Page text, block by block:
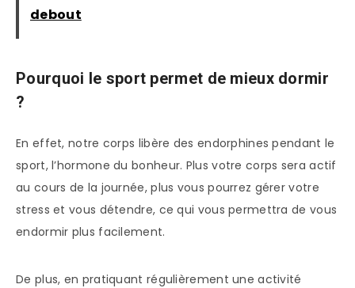
debout
Pourquoi le sport permet de mieux dormir
?
En effet, notre corps libère des endorphines pendant le
sport, l’hormone du bonheur. Plus votre corps sera actif
au cours de la journée, plus vous pourrez gérer votre
stress et vous détendre, ce qui vous permettra de vous
endormir plus facilement.
De plus, en pratiquant régulièrement une activité